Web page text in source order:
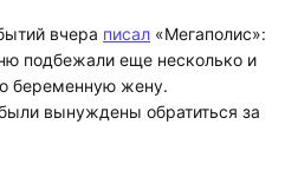
вчера писал «Мегаполис»:
подбежали еще несколько и
беременную жену.
вынуждены обратиться за